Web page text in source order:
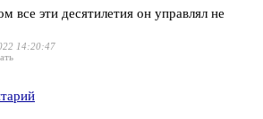
все эти десятилетия он управлял не
14:20:47